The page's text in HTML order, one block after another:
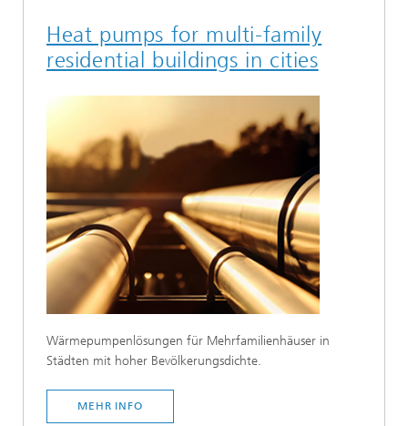
Heat pumps for multi-family
residential buildings in cities
Wärmepumpenlösungen für Mehrfamilienhäuser in
Städten mit hoher Bevölkerungsdichte.
MEHR INFO